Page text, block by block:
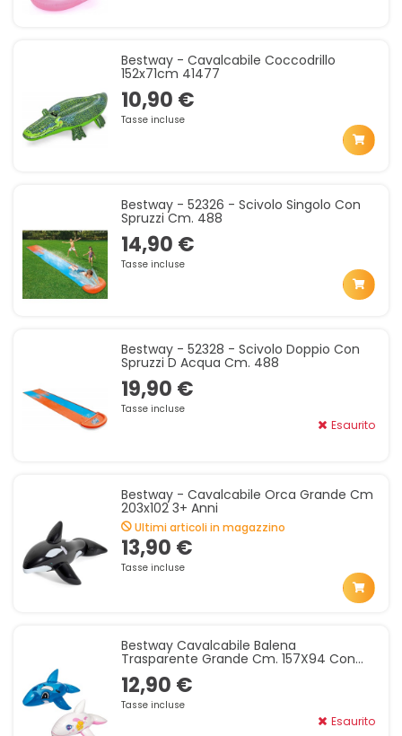
Bestway - Cavalcabile Coccodrillo
152x71cm 41477
10,90 €
Tasse incluse
Bestway - 52326 - Scivolo Singolo Con
Spruzzi Cm. 488
14,90 €
Tasse incluse
Bestway - 52328 - Scivolo Doppio Con
Spruzzi D Acqua Cm. 488
19,90 €
Tasse incluse
Esaurito
Bestway - Cavalcabile Orca Grande Cm
203x102 3+ Anni
Ultimi articoli in magazzino
13,90 €
Tasse incluse
Bestway Cavalcabile Balena
Trasparente Grande Cm. 157X94 Con
Maniglie, Multicolore,
12,90 €
Tasse incluse
Esaurito